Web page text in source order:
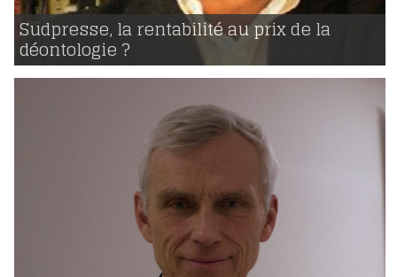
Sudpresse, la rentabilité au prix de la
déontologie ?
voir
03 | 03 | 2016
6518